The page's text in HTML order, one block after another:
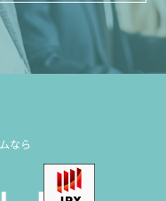
なら